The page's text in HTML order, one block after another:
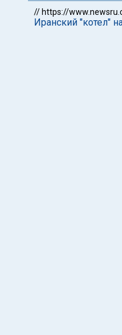
// https://
Иранский "котел"